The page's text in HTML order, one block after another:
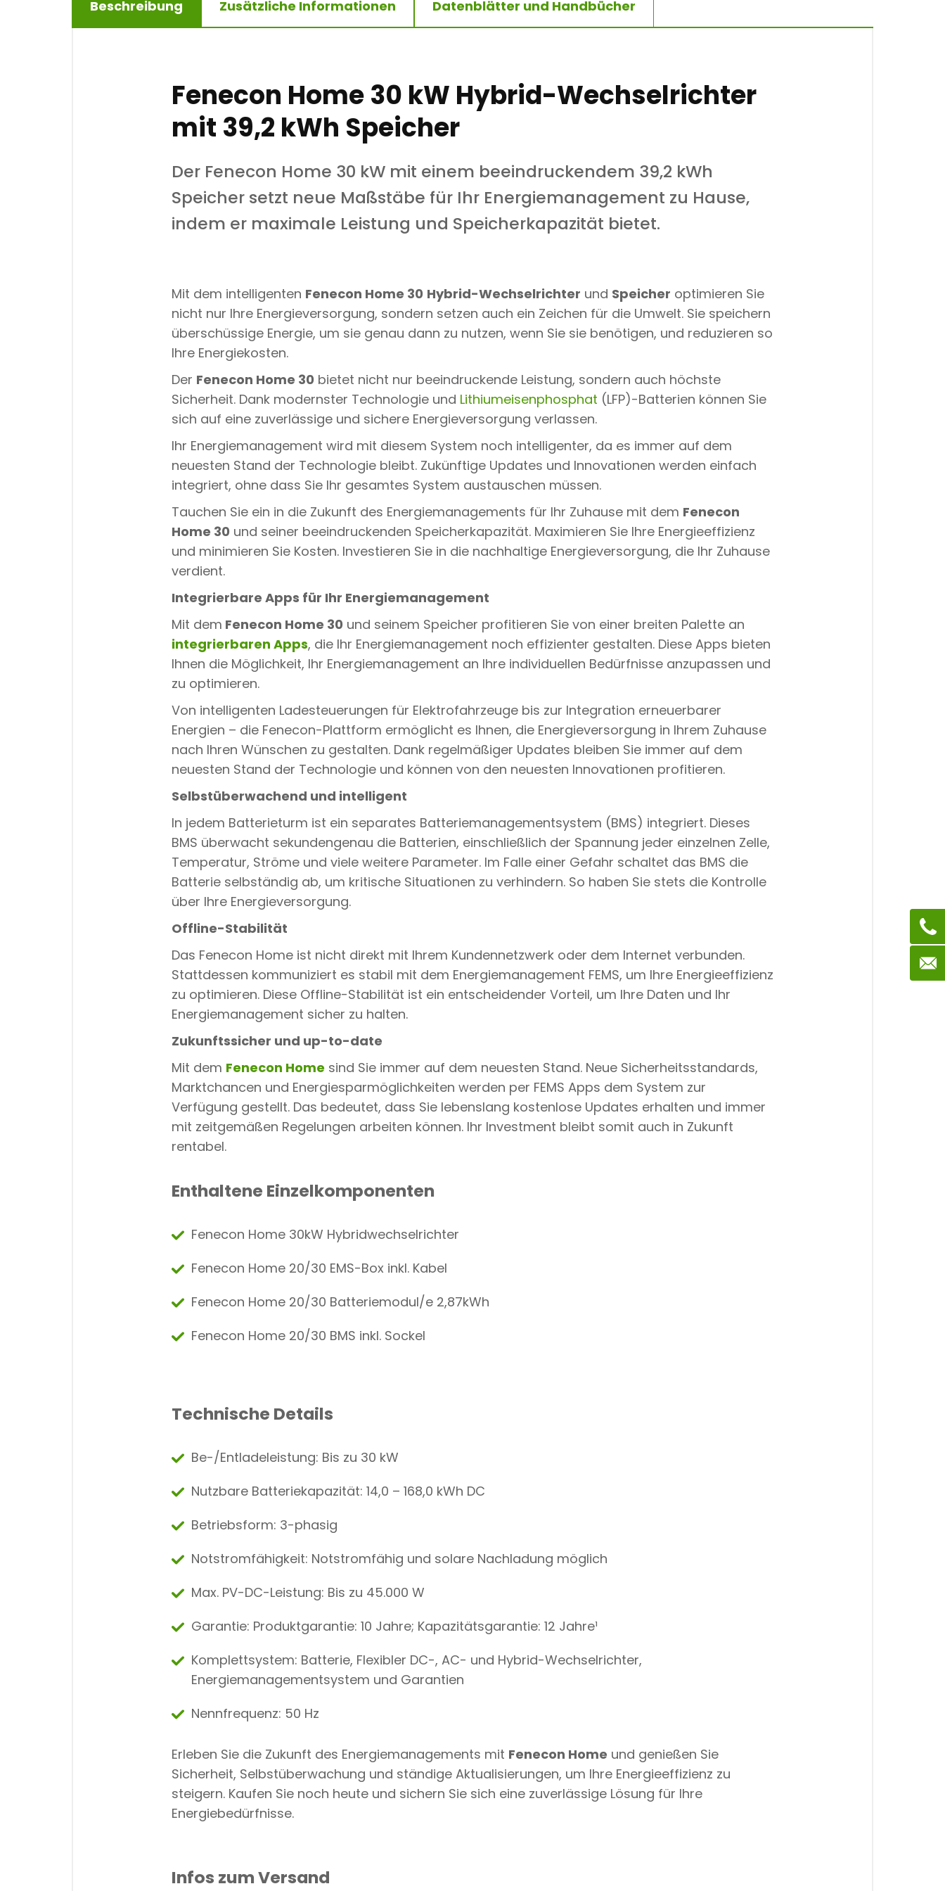
2
W
G
Beschreibung Zusätzliche Informationen Datenblätter und Handbücher
Fenecon Home 30 kW Hybrid-Wechselrichter
mit 39,2 kWh Speicher
Der Fenecon Home 30 kW mit einem beeindruckendem 39,2 kWh
Speicher setzt neue Maßstäbe für Ihr Energiemanagement zu Hause,
indem er maximale Leistung und Speicherkapazität bietet.
Mit dem intelligenten Fenecon Home 30 Hybrid-Wechselrichter und Speicher optimieren Sie
nicht nur Ihre Energieversorgung, sondern setzen auch ein Zeichen für die Umwelt. Sie speichern
überschüssige Energie, um sie genau dann zu nutzen, wenn Sie sie benötigen, und reduzieren so
Ihre Energiekosten.
Der Fenecon Home 30 bietet nicht nur beeindruckende Leistung, sondern auch höchste
Sicherheit. Dank modernster Technologie und Lithiumeisenphosphat (LFP)-Batterien können Sie
sich auf eine zuverlässige und sichere Energieversorgung verlassen.
Ihr Energiemanagement wird mit diesem System noch intelligenter, da es immer auf dem
neuesten Stand der Technologie bleibt. Zukünftige Updates und Innovationen werden einfach
integriert, ohne dass Sie Ihr gesamtes System austauschen müssen.
Tauchen Sie ein in die Zukunft des Energiemanagements für Ihr Zuhause mit dem Fenecon
Home 30 und seiner beeindruckenden Speicherkapazität. Maximieren Sie Ihre Energieeffizienz
und minimieren Sie Kosten. Investieren Sie in die nachhaltige Energieversorgung, die Ihr Zuhause
verdient.
Integrierbare Apps für Ihr Energiemanagement
Mit dem Fenecon Home 30 und seinem Speicher profitieren Sie von einer breiten Palette an
integrierbaren Apps, die Ihr Energiemanagement noch effizienter gestalten. Diese Apps bieten
Ihnen die Möglichkeit, Ihr Energiemanagement an Ihre individuellen Bedürfnisse anzupassen und
zu optimieren.
Von intelligenten Ladesteuerungen für Elektrofahrzeuge bis zur Integration erneuerbarer
Energien – die Fenecon-Plattform ermöglicht es Ihnen, die Energieversorgung in Ihrem Zuhause
nach Ihren Wünschen zu gestalten. Dank regelmäßiger Updates bleiben Sie immer auf dem
neuesten Stand der Technologie und können von den neuesten Innovationen profitieren.
Selbstüberwachend und intelligent
In jedem Batterieturm ist ein separates Batteriemanagementsystem (BMS) integriert. Dieses
BMS überwacht sekundengenau die Batterien, einschließlich der Spannung jeder einzelnen Zelle,
Temperatur, Ströme und viele weitere Parameter. Im Falle einer Gefahr schaltet das BMS die
Batterie selbständig ab, um kritische Situationen zu verhindern. So haben Sie stets die Kontrolle
über Ihre Energieversorgung.
Offline-Stabilität
Das Fenecon Home ist nicht direkt mit Ihrem Kundennetzwerk oder dem Internet verbunden.
Stattdessen kommuniziert es stabil mit dem Energiemanagement FEMS, um Ihre Energieeffizienz
zu optimieren. Diese Offline-Stabilität ist ein entscheidender Vorteil, um Ihre Daten und Ihr
Energiemanagement sicher zu halten.
Zukunftssicher und up-to-date
Mit dem Fenecon Home sind Sie immer auf dem neuesten Stand. Neue Sicherheitsstandards,
Marktchancen und Energiesparmöglichkeiten werden per FEMS Apps dem System zur
Verfügung gestellt. Das bedeutet, dass Sie lebenslang kostenlose Updates erhalten und immer
mit zeitgemäßen Regelungen arbeiten können. Ihr Investment bleibt somit auch in Zukunft
rentabel.
Enthaltene Einzelkomponenten
Fenecon Home 30kW Hybridwechselrichter
Fenecon Home 20/30 EMS-Box inkl. Kabel
Fenecon Home 20/30 Batteriemodul/e 2,87kWh
Fenecon Home 20/30 BMS inkl. Sockel
Technische Details
Be-/Entladeleistung: Bis zu 30 kW
Nutzbare Batteriekapazität: 14,0 – 168,0 kWh DC
Betriebsform: 3-phasig
Notstromfähigkeit: Notstromfähig und solare Nachladung möglich
Max. PV-DC-Leistung: Bis zu 45.000 W
Garantie: Produktgarantie: 10 Jahre; Kapazitätsgarantie: 12 Jahre¹
Komplettsystem: Batterie, Flexibler DC-, AC- und Hybrid-Wechselrichter,
Energiemanagementsystem und Garantien
Nennfrequenz: 50 Hz
Erleben Sie die Zukunft des Energiemanagements mit Fenecon Home und genießen Sie
Sicherheit, Selbstüberwachung und ständige Aktualisierungen, um Ihre Energieeffizienz zu
steigern. Kaufen Sie noch heute und sichern Sie sich eine zuverlässige Lösung für Ihre
Energiebedürfnisse.
Infos zum Versand